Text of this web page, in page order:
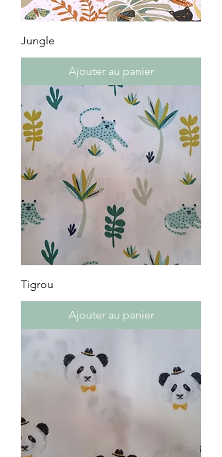
Jungle
Ajouter au panier
Tigrou
Ajouter au panier